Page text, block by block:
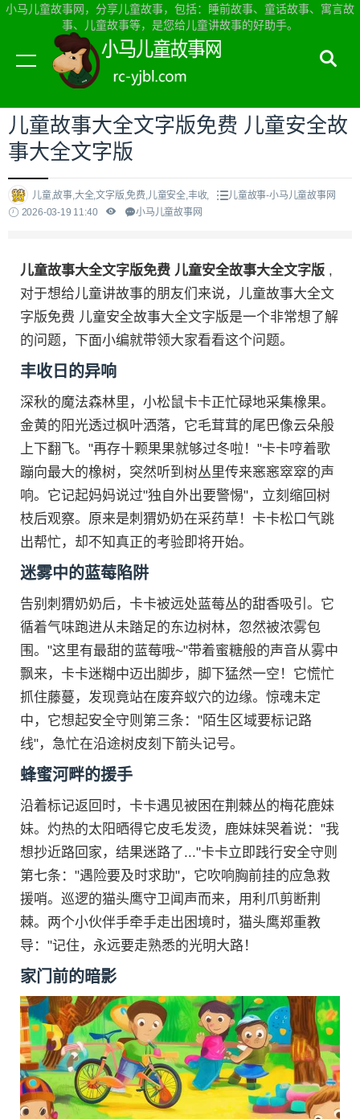
小马儿童故事网，分享儿童故事，包括：睡前故事、童话故事、寓言故
事、儿童故事等，是您给儿童讲故事的好助手。
当前位置：小马儿童故事网首页>儿童故事
儿童故事大全文字版免费 儿童安全故
事大全文字版
儿童,故事,大全,文字版,免费,儿童安全,丰收,
儿童故事-小马儿童故事网
2026-03-19 11:40
小马儿童故事网
儿童故事大全文字版免费 儿童安全故事大全文字版 ,
对于想给儿童讲故事的朋友们来说，儿童故事大全文
字版免费 儿童安全故事大全文字版是一个非常想了解
的问题，下面小编就带领大家看看这个问题。
丰收日的异响
深秋的魔法森林里，小松鼠卡卡正忙碌地采集橡果。
金黄的阳光透过枫叶洒落，它毛茸茸的尾巴像云朵般
上下翻飞。"再存十颗果果就够过冬啦！"卡卡哼着歌
蹦向最大的橡树，突然听到树丛里传来窸窸窣窣的声
响。它记起妈妈说过"独自外出要警惕"，立刻缩回树
枝后观察。原来是刺猬奶奶在采药草！卡卡松口气跳
出帮忙，却不知真正的考验即将开始。
迷雾中的蓝莓陷阱
告别刺猬奶奶后，卡卡被远处蓝莓丛的甜香吸引。它
循着气味跑进从未踏足的东边树林，忽然被浓雾包
围。"这里有最甜的蓝莓哦~"带着蜜糖般的声音从雾中
飘来，卡卡迷糊中迈出脚步，脚下猛然一空！它慌忙
抓住藤蔓，发现竟站在废弃蚁穴的边缘。惊魂未定
中，它想起安全守则第三条："陌生区域要标记路
线"，急忙在沿途树皮刻下箭头记号。
蜂蜜河畔的援手
沿着标记返回时，卡卡遇见被困在荆棘丛的梅花鹿妹
妹。灼热的太阳晒得它皮毛发烫，鹿妹妹哭着说："我
想抄近路回家，结果迷路了..."卡卡立即践行安全守则
第七条："遇险要及时求助"，它吹响胸前挂的应急救
援哨。巡逻的猫头鹰守卫闻声而来，用利爪剪断荆
棘。两个小伙伴手牵手走出困境时，猫头鹰郑重教
导："记住，永远要走熟悉的光明大路！
家门前的暗影